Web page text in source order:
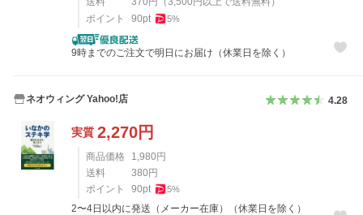
ポイント
90pt 5%
9時までのご注文で明日にお届け（休業日を除く）
ネオウィング Yahoo!店 4.28
実質 2,270円
商品価格 1,980円
送料
380円
ポイント
90pt 5%
2〜4日以内に発送（メーカー在庫）（休業日を除く）